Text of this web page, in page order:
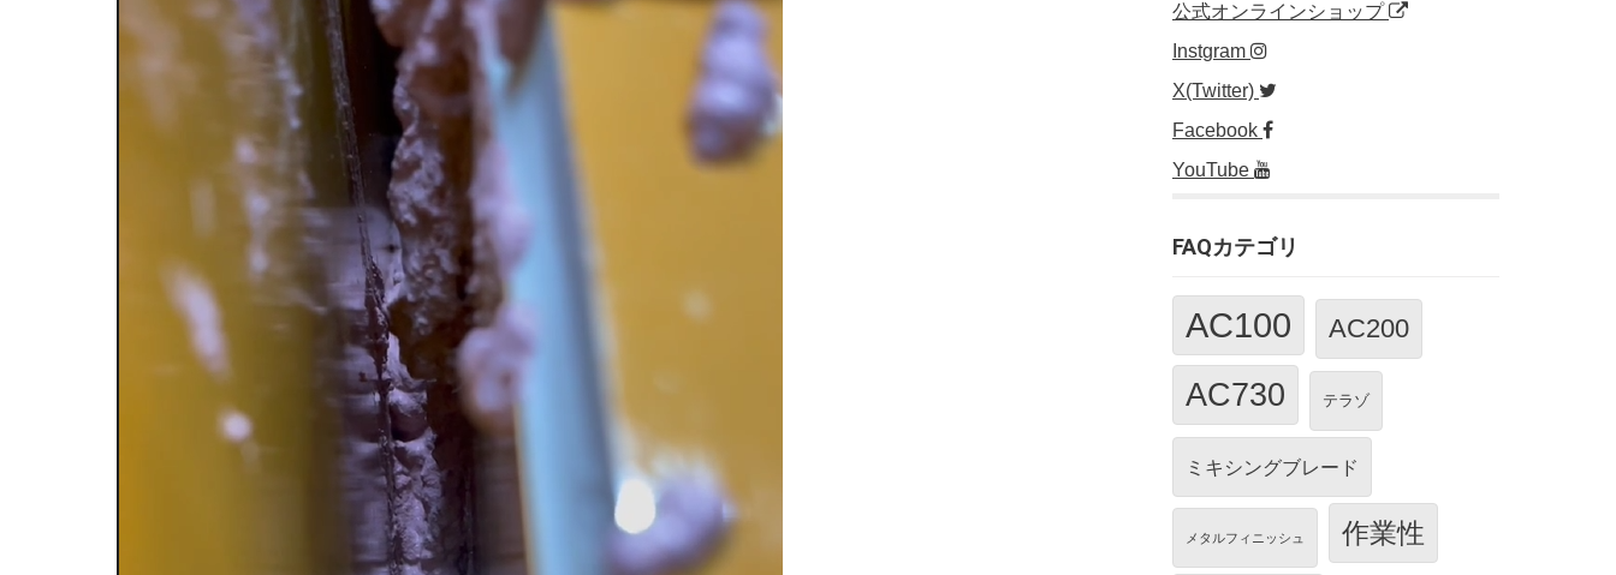
公式オンラインショップ
Instgram
X(Twitter)
Facebook
YouTube
FAQカテゴリ
AC100 AC200
AC730 テラゾ
ミキシングブレード
メタルフィニッシュ 作業性